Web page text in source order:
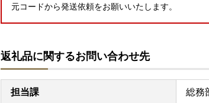
元コードから発送依頼をお願いいたします。
返礼品に関するお問い合わせ先
担当課 総務